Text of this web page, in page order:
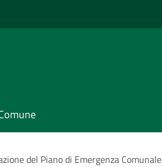
del Piano di Emergenza Comunale